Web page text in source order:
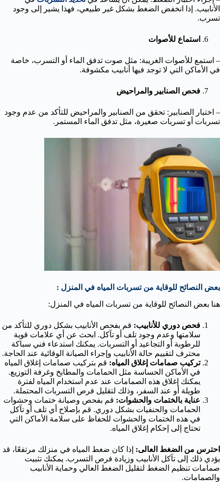
الأنابيب. إذا انخفض الضغط بشكل غير طبيعي، فهذا يشير إلى وجود
تسرب.
استماع للأصوات
– استمع للأصوات الغريبة: مثل صوت تدفق الماء أو التسرب، خاصة
في الأماكن التي لا توجد فيها أنابيب مكشوفة.
فحص الصنابير والمراحيض
– اختبار الصنابير: تحقق من الصنابير والمراحيض للتأكد من عدم وجود
تسربات أو تسربات صغيرة، مثل تدفق الماء المستمر.
بعض النصائح للوقاية من تسربات المياه في المنزل :
هنا بعض النصائح للوقاية من تسربات المياه في المنزل:
فحص دوري للأنابيب: قم بفحص الأنابيب بشكل دوري للتأكد من
سلامتها وعدم وجود تلف أو تآكل. ابحث عن أي علامات قوية
للرطوبة أو التجاعيد أو التسربات. يمكنك استدعاء فني سباكة
محترف لتقييم حالة الأنابيب وإجراء الصيانة الوقائية عند الحاجة.
تركيب صمامات إغلاق المياه: قم بتركيب صمامات إغلاق المياه
في الأماكن الحساسة مثل الحمامات والمطابخ وغرفة التوزيع.
يمكنك إغلاق هذه الصمامات عند عدم استخدام المياه لفترة
طويلة أو عند السفر، وذلك لتقليل فرص التسربات المحتملة.
عناية بالختمات والحشوات: قم بفحص وصيانة ختمات وحشوات
الحمامات والحنفيات بشكل دوري. قم بإصلاح أي تلف أو تآكل
في هذه الختمات والحشوات للحفاظ على سلامة الأماكن التي
تحتاج إلى إحكام إغلاق المياه.
احترس من الضغط العالى: إذا كان ضغط المياه في منزلك مرتفعًا، قد
يؤدي ذلك إلى تآكل الأنابيب وزيادة فرص التسرب. يمكنك تثبيت
صمامات تنظيم الضغط لتقليل الضغط العالي وحماية الأنابيب
والصمامات.